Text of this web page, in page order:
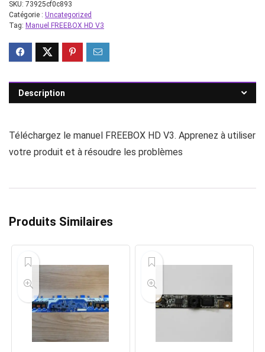
SKU: 73925cf0c893
Catégorie : Uncategorized
Tag: Manuel FREEBOX HD V3
Description
Téléchargez le manuel FREEBOX HD V3. Apprenez à utiliser
votre produit et à résoudre les problèmes
Produits Similaires